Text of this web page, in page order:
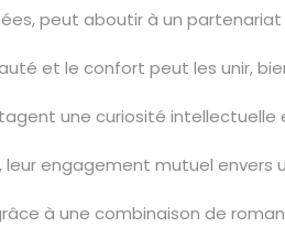
peut aboutir à un partenariat
et le confort peut les unir,
une curiosité intellectuelle
leur engagement mutuel envers
à une combinaison de